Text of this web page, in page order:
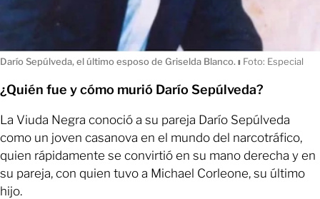
Darío Sepúlveda, el último esposo de Griselda Blanco. ı Foto: Especial
¿Quién fue y cómo murió Darío Sepúlveda?
La Viuda Negra conoció a su pareja Darío Sepúlveda
como un joven casanova en el mundo del narcotráfico,
quien rápidamente se convirtió en su mano derecha y en
su pareja, con quien tuvo a Michael Corleone, su último
hijo.